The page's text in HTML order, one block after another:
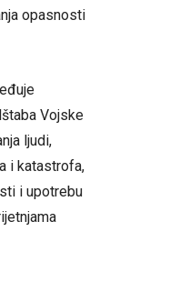
opasnosti
Vojske
ljudi,
i katastrofa,
i upotrebu